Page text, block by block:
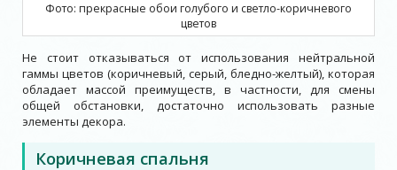
Фото: прекрасные обои голубого и светло-коричневого
цветов
Не стоит отказываться от использования нейтральной
гаммы цветов (коричневый, серый, бледно-желтый), которая
обладает массой преимуществ, в частности, для смены
общей обстановки, достаточно использовать разные
элементы декора.
Коричневая спальня